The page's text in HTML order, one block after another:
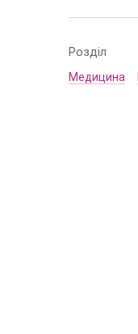
Розділ
Медицина